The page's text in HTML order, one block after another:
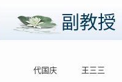
副教授
代国庆 王三三